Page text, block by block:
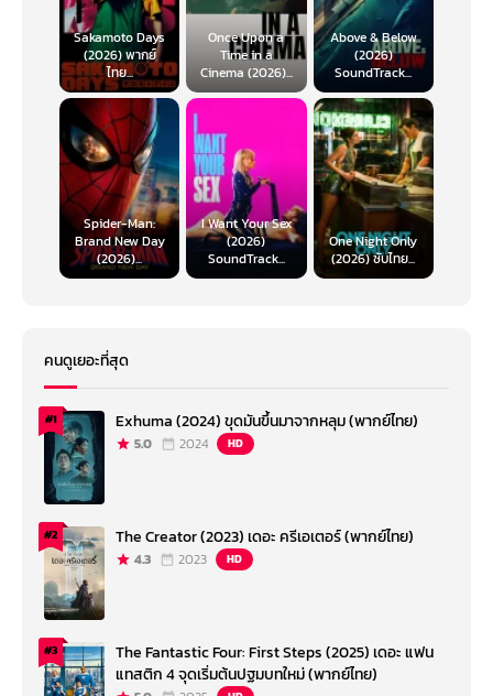
Sakamoto Days
(2026) พากย์
ไทย...
Once Upon a
Time in a
Cinema (2026)...
Above & Below
(2026)
SoundTrack...
Spider-Man:
Brand New Day
(2026)...
I Want Your Sex
(2026)
SoundTrack...
One Night Only
(2026) ซับไทย...
คนดูเยอะที่สุด
#1 Exhuma (2024) ขุดมันขึ้นมาจากหลุม (พากย์ไทย)
5.0 2024 HD
#2 The Creator (2023) เดอะ ครีเอเตอร์ (พากย์ไทย)
4.3 2023 HD
#3
The Fantastic Four: First Steps (2025) เดอะ แฟน
แทสติก 4 จุดเริ่มต้นปฐมบทใหม่ (พากย์ไทย)